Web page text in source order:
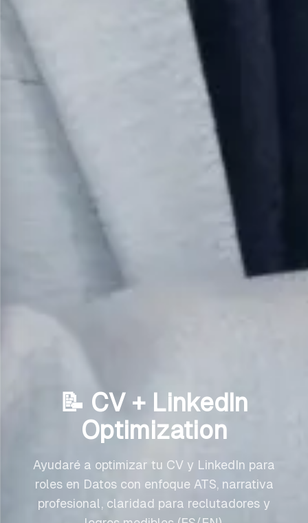
📝 CV + LinkedIn
Optimization
Ayudaré a optimizar tu CV y LinkedIn para
roles en Datos con enfoque ATS, narrativa
profesional, claridad para reclutadores y